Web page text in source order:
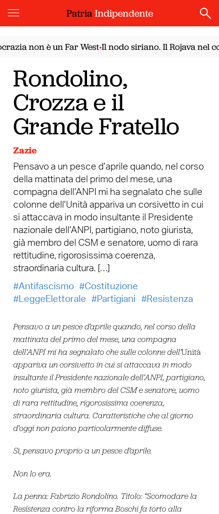
PatriaIndipendente
non è un Far West•Il nodo siriano. Il Rojava nel
Rondolino,
Crozza e il
Grande Fratello
Zazie
Pensavo a un pesce d’aprile quando, nel corso
della mattinata del primo del mese, una
compagna dell’ANPI mi ha segnalato che sulle
colonne dell’Unità appariva un corsivetto in cui
si attaccava in modo insultante il Presidente
nazionale dell’ANPI, partigiano, noto giurista,
già membro del CSM e senatore, uomo di rara
rettitudine, rigorosissima coerenza,
straordinaria cultura. […]
Antifascismo
Costituzione
LeggeElettorale
Partigiani Resistenza
Pensavo a un pesce d’aprile quando, nel corso della
mattinata del primo del mese, una compagna
dell’ANPI mi ha segnalato che sulle colonne dell’Unità
appariva un corsivetto in cui si attaccava in modo
insultante il Presidente nazionale dell’ANPI, partigiano,
noto giurista, già membro del CSM e senatore, uomo
di rara rettitudine, rigorosissima coerenza,
straordinaria cultura. Caratteristiche che al giorno
d’oggi non paiono particolarmente diffuse.
Sì, pensavo proprio a un pesce d’aprile.
Non lo era.
La penna: Fabrizio Rondolino. Titolo: “Scomodare la
Resistenza contro la riforma Boschi fa torto alla